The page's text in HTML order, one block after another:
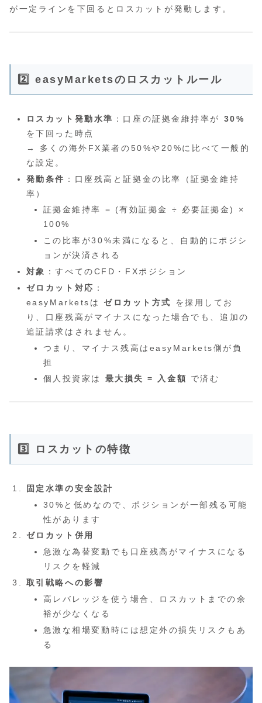
が一定ラインを下回るとロスカットが発動します。
2️⃣ easyMarketsのロスカットルール
ロスカット発動水準 ：口座の証拠金維持率が 30%
を下回った時点
→ 多くの海外FX業者の50%や20%に比べて一般的
な設定。
発動条件 ：口座残高と証拠金の比率（証拠金維持
率）
証拠金維持率 = (有効証拠金 ÷ 必要証拠金) ×
100%
この比率が30%未満になると、自動的にポジシ
ョンが決済される
対象
：すべてのCFD・FXポジション
ゼロカット対応 ：
easyMarketsはゼロカット方式
を採用してお
り、口座残高がマイナスになった場合でも、追加の
追証請求はされません。
つまり、マイナス残高はeasyMarkets側が負
担
個人投資家は 最大損失 = 入金額 で済む
3️⃣ ロスカットの特徴
固定水準の安全設計
30%と低めなので、ポジションが一部残る可能
性があります
ゼロカット併用
急激な為替変動でも口座残高がマイナスになる
リスクを軽減
取引戦略への影響
高レバレッジを使う場合、ロスカットまでの余
裕が少なくなる
急激な相場変動時には想定外の損失リスクもあ
る